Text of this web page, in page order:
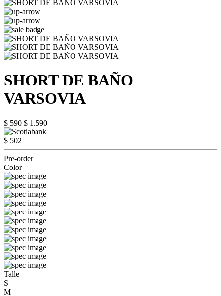
SHORT DE BAÑO
VARSOVIA
$ 590 $ 1.590
$ 502
Pre-order
Color
Talle
S
M